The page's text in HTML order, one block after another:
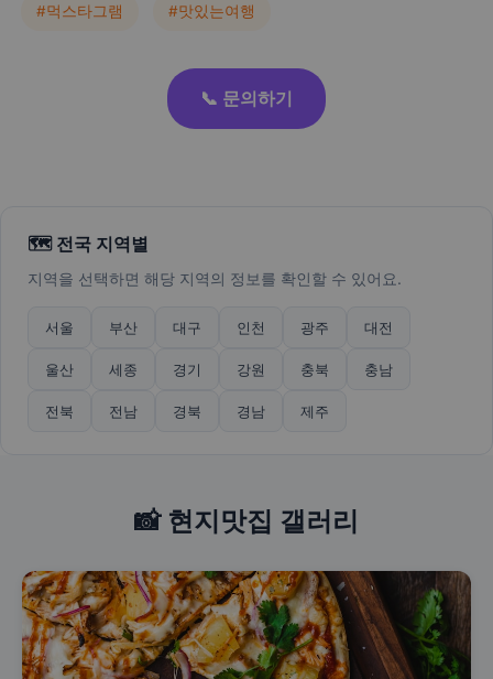
#먹스타그램 #맛있는여행
📞 문의하기
🗺️ 전국 지역별
지역을 선택하면 해당 지역의 정보를 확인할 수 있어요.
서울 부산 대구 인천 광주 대전
울산 세종 경기 강원 충북 충남
전북 전남 경북 경남 제주
📸 현지맛집 갤러리